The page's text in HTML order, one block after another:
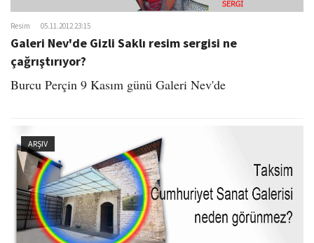
Resim 05.11.2012 23:15
Galeri Nev'de Gizli Saklı resim sergisi ne
çağrıştırıyor?
Burcu Perçin 9 Kasım günü Galeri Nev'de
ARŞIV